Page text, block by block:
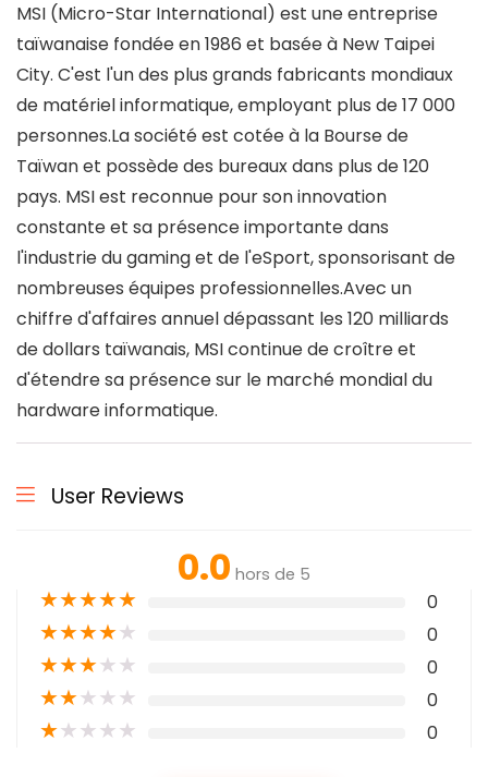
MSI (Micro-Star International) est une entreprise
taïwanaise fondée en 1986 et basée à New Taipei
City. C'est l'un des plus grands fabricants mondiaux
de matériel informatique, employant plus de 17 000
personnes.La société est cotée à la Bourse de
Taïwan et possède des bureaux dans plus de 120
pays. MSI est reconnue pour son innovation
constante et sa présence importante dans
l'industrie du gaming et de l'eSport, sponsorisant de
nombreuses équipes professionnelles.Avec un
chiffre d'affaires annuel dépassant les 120 milliards
de dollars taïwanais, MSI continue de croître et
d'étendre sa présence sur le marché mondial du
hardware informatique.
User Reviews
0.0 hors de 5
★★★★★ 0
★★★★★ 0
★★★★★ 0
★★★★★ 0
★★★★★ 0